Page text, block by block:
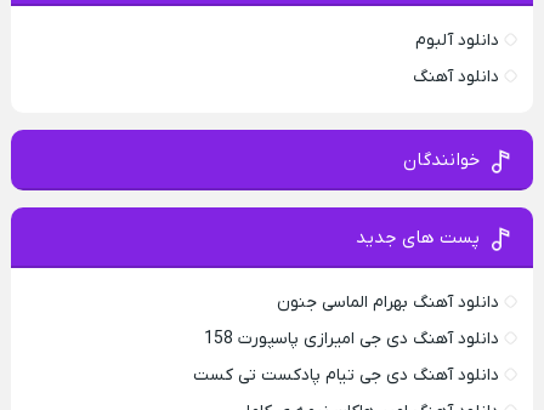
دانلود آلبوم
دانلود آهنگ
خوانندگان
پست های جدید
دانلود آهنگ بهرام الماسی جنون
دانلود آهنگ دی جی امیرازی پاسپورت 158
دانلود آهنگ دی جی تیام پادکست تی کست